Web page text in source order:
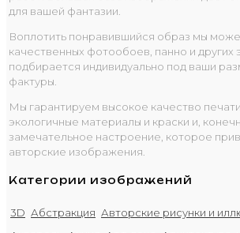
для вашей фантазии.
Воплотить понравившийся образ мы
качественных фотообоев, панно и других
подбирается индивидуально под ваши
фактуры.
Мы гарантируем высокое качество
экологичные материалы и краски и,
замечательное настроение, которое
авторские изображения.
Категории изображений
3D Абстракция Авторские рисунки и